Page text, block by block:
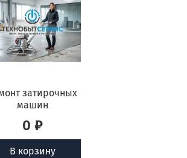
затирочных
машин
0 ₽
В корзину